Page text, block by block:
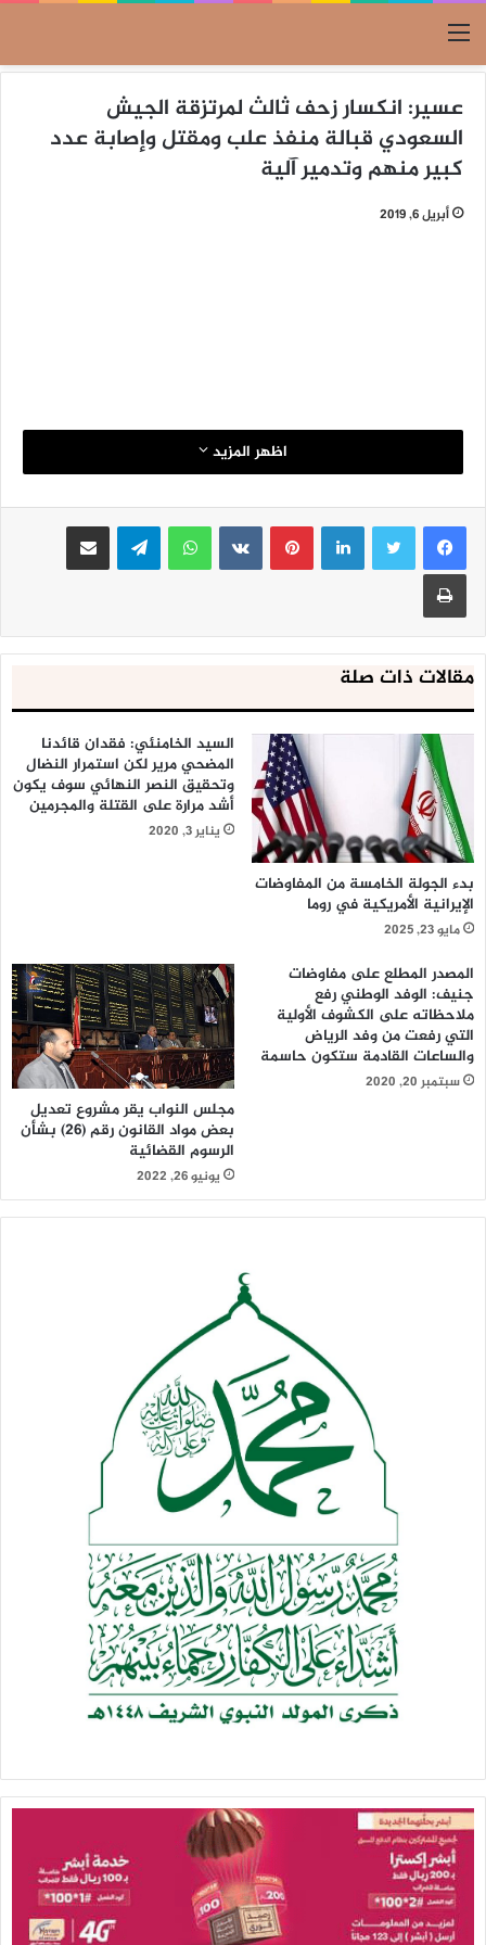
القائمة
عسير: انكسار زحف ثالث لمرتزقة الجيش
السعودي قبالة منفذ علب ومقتل وإصابة عدد
كبير منهم وتدمير آلية
أبريل 6, 2019
اظهر المزيد
لينكدإنبينتيريست واتساب تيلقرام مشاركة عبر البريد
طباعة
مقالات ذات صلة
بدء الجولة الخامسة من المفاوضات
الإيرانية الأمريكية في روما
مايو 23, 2025
السيد الخامنئي: فقدان قائدنا
المضحي مرير لكن استمرار النضال
وتحقيق النصر النهائي سوف يكون
أشد مرارة على القتلة والمجرمين
يناير 3, 2020
المصدر المطلع على مفاوضات
جنيف: الوفد الوطني رفع
ملاحظاته على الكشوف الأولية
التي رفعت من وفد الرياض
والساعات القادمة ستكون حاسمة
سبتمبر 20, 2020
مجلس النواب يقر مشروع تعديل
بعض مواد القانون رقم (26) بشأن
الرسوم القضائية
يونيو 26, 2022